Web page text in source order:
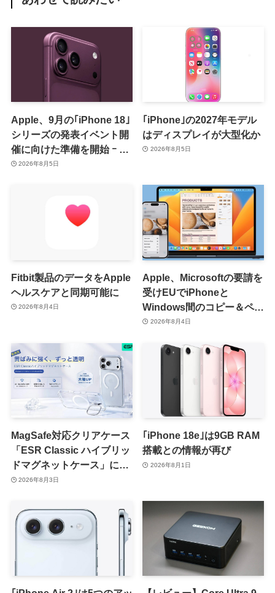
Apple、9月の｢iPhone 18｣
シリーズの発表イベント開
催に向けた準備を開始 ｰ 9
月8日か9月9日に開催見込
2026年8月5日
｢iPhone｣の2027年モデル
はディスプレイが大型化か
2026年8月5日
Fitbit製品のデータをApple
ヘルスケアと同期可能に
2026年8月4日
Apple、Microsoftの要請を
受けEUでiPhoneと
Windows間のコピー＆ペー
スト機能を提供へ
2026年8月4日
MagSafe対応クリアケース
「ESR Classic ハイブリッ
ドマグネットケース」に黄
ばみへの耐久性を向上させ
2026年8月3日
｢iPhone 18e｣は9GB RAM
搭載との情報が再び
2026年8月1日